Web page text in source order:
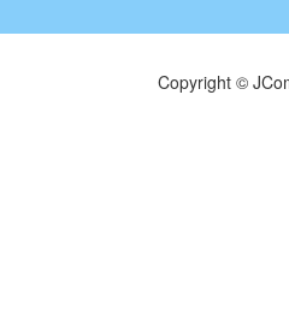
Copyright ©